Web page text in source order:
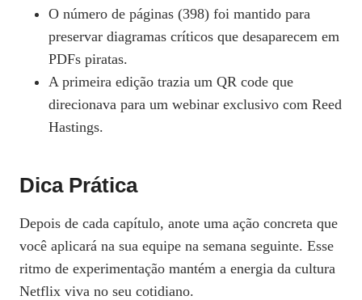
O número de páginas (398) foi mantido para
preservar diagramas críticos que desaparecem em
PDFs piratas.
A primeira edição trazia um QR code que
direcionava para um webinar exclusivo com Reed
Hastings.
Dica Prática
Depois de cada capítulo, anote uma ação concreta que
você aplicará na sua equipe na semana seguinte. Esse
ritmo de experimentação mantém a energia da cultura
Netflix viva no seu cotidiano.